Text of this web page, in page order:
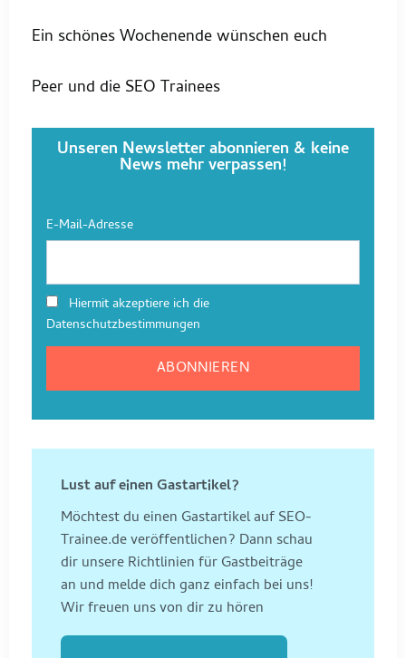
Ein schönes Wochenende wünschen euch
Peer und die SEO Trainees
Unseren Newsletter abonnieren & keine
News mehr verpassen!
E-Mail-Adresse
Hiermit akzeptiere ich die
Datenschutzbestimmungen
Lust auf einen Gastartikel?
Möchtest du einen Gastartikel auf SEO-
Trainee.de veröffentlichen? Dann schau
dir unsere Richtlinien für Gastbeiträge
an und melde dich ganz einfach bei uns!
Wir freuen uns von dir zu hören